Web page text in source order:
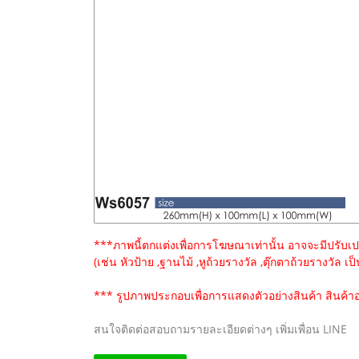
***ภาพนี้ตกแต่งเพื่อการโฆษณาเท่านั้น อาจจะมีปรับเ
(เช่น หัวป้าย ,ฐานไม้ ,หูถ้วยรางวัล ,ตุ๊กตาถ้วยรางวัล
*** รูปภาพประกอบเพื่อการแสดงตัวอย่างสินค้า สินค้
สนใจติดต่อสอบถามรายละเอียดต่างๆ เพิ่มเพื่อน LINE